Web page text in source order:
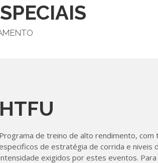
HTFU
Programa de treino de alto rendimento, com
de estratégia de corrida e niveis
exigidos por estes eventos.